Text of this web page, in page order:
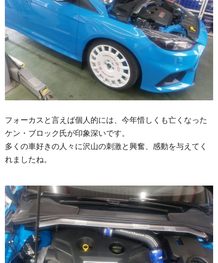
フォーカスと言えば個人的には、今年惜しくも亡くなった
ケン・ブロック氏が印象深いです。
多くの車好きの人々に沢山の刺激と興奮、感動を与えてく
れましたね。